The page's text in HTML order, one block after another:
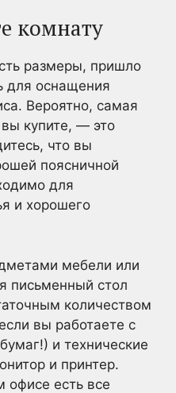
комнату
размеры, пришло
для оснащения
Вероятно, самая
купите, — это
что вы
поясничной
для
и хорошего
мебели или
письменный стол
количеством
вы работаете с
и технические
и принтер.
офисе есть все